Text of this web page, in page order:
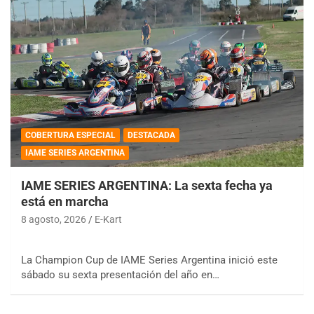
COBERTURA ESPECIAL
DESTACADA
IAME SERIES ARGENTINA
IAME SERIES ARGENTINA: La sexta fecha ya
está en marcha
8 agosto, 2026 E-Kart
La Champion Cup de IAME Series Argentina inició este
sábado su sexta presentación del año en…